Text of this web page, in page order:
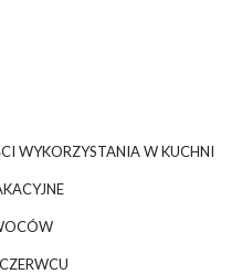
WYKORZYSTANIA W KUCHNI